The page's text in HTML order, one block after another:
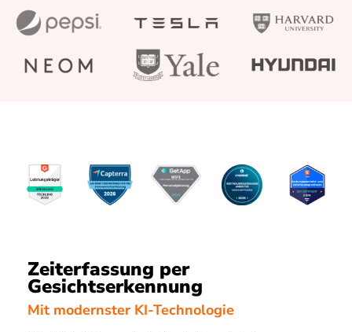
Zeiterfassung per
Gesichtserkennung
Mit modernster KI-Technologie